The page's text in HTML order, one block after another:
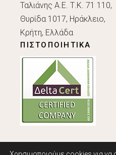
Ταλιάνης Α.Ε. Τ.Κ. 71 110,
Θυρίδα 1017, Ηράκλειο,
Κρήτη, Ελλάδα
ΠΙΣΤΟΠΟΙΗΤΙΚΑ